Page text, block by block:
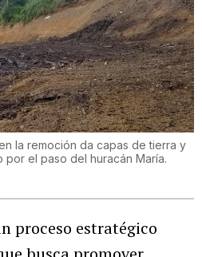
la remoción da capas de tierra y
el paso del huracán María.
proceso estratégico